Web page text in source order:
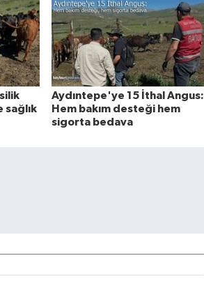
sağlık
Aydıntepe'ye 15 İthal Angus:
Hem bakım desteği hem
sigorta bedava